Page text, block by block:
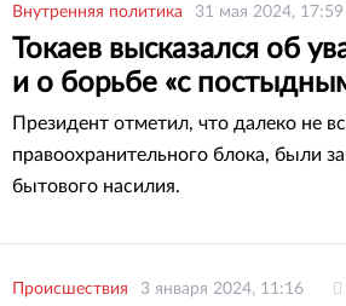
Внутренняя политика 31 мая 2024, 17:59
Токаев высказался об
и о борьбе «с
Президент отметил, что далеко не
правоохранительного блока, были
бытового насилия.
Происшествия 3 января 2024, 11:16